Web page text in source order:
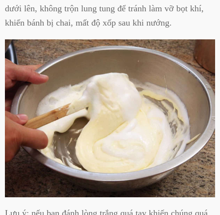
dưới lên, không trộn lung tung để tránh làm vỡ bọt khí,
khiến bánh bị chai, mất độ xốp sau khi nướng.